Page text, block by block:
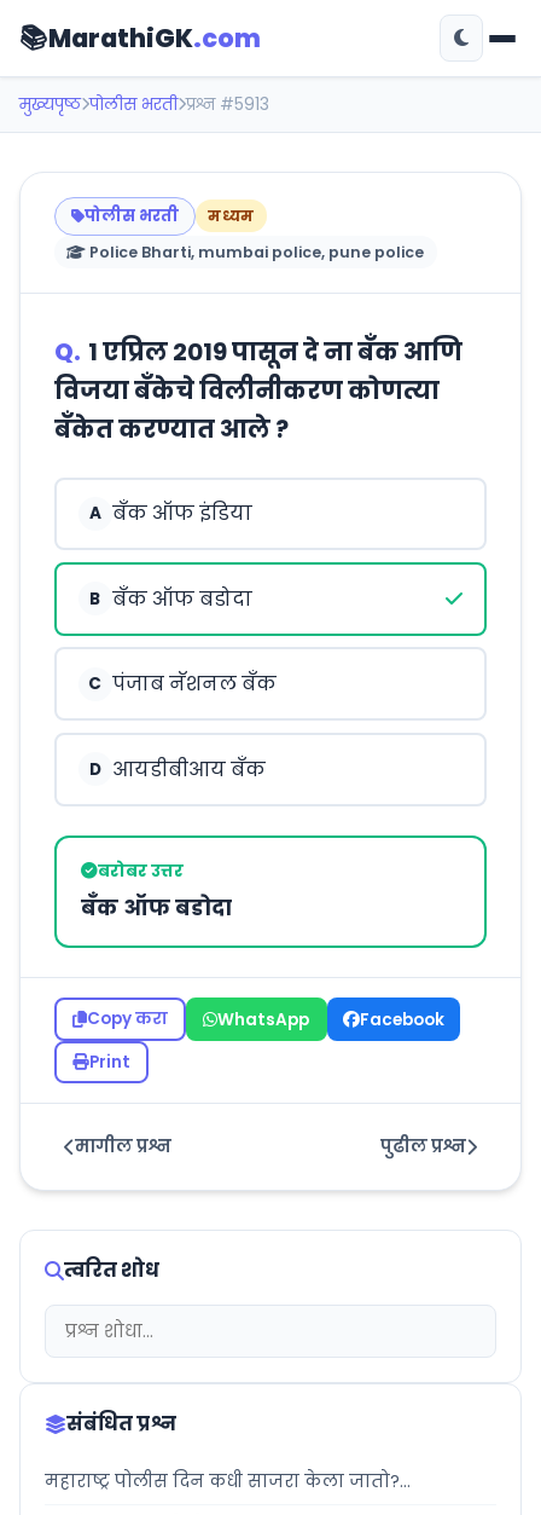
📚MarathiGK.com
मुख्यपृष्ठ पोलीस भरती प्रश्न #5913
पोलीस भरती
मध्यम
Police Bharti, mumbai police, pune police
Q. 1 एप्रिल 2019 पासून दे ना बँक आणि
विजया बँकेचे विलीनीकरण कोणत्या
बँकेत करण्यात आले ?
A बँक ऑफ इंडिया
B बँक ऑफ बडोदा
C पंजाब नॅशनल बँक
D आयडीबीआय बँक
बरोबर उत्तर
बँक ऑफ बडोदा
Copy करा WhatsApp
Facebook
Print
मागील प्रश्न पुढील प्रश्न
त्वरित शोध
संबंधित प्रश्न
महाराष्ट्र पोलीस दिन कधी साजरा केला जातो?...